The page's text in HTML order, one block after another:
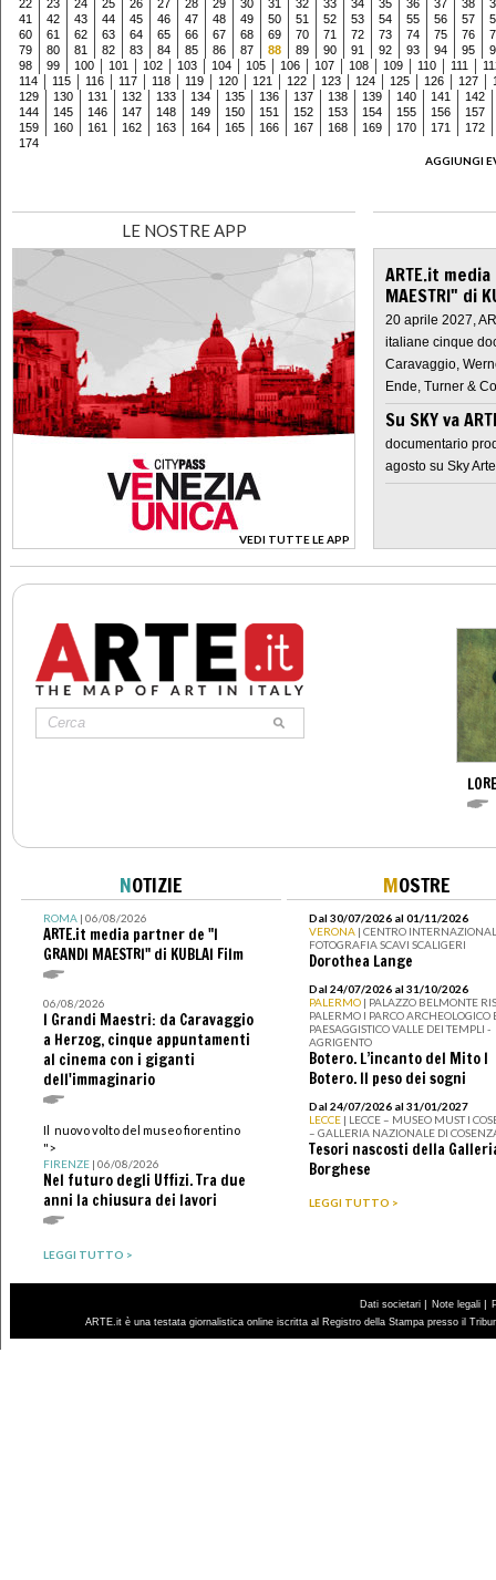
22 23 24 25 26 27 28 29 30 31 32 33 34 35 36 37 38
41
42 43 44 45 46 47 48 49 50 51 52 53 54 55 56 57
60
61 62 63 64 65 66 67 68 69 70 71 72 73 74 75 76
79
80 81 82 83 84 85 86 87 88 89 90 91 92 93 94 95
98
99 100 101 102 103 104 105 106 107 108 109 110 111
114
115 116 117 118 119 120 121 122 123 124 125 126 127
129
130 131 132 133 134 135 136 137 138 139 140 141
142
144
145 146 147 148 149 150 151 152 153 154 155 156
157
159
160 161 162 163 164 165 166 167 168 169 170 171
172
174
AGGIUNGI
LE NOSTRE APP
VEDI TUTTE LE APP
>
ARTE.it
MAESTRI" di
20 aprile 2027,
italiane cinque
Caravaggio,
Ende, Turner &
Su SKY va
documentario
agosto su Sky Arte
NOTIZIE
ROMA| 06/08/2026
ARTE.it media partner de "I
GRANDI MAESTRI" di KUBLAI Film
06/08/2026
I Grandi Maestri: da Caravaggio
a Herzog, cinque appuntamenti
al cinema con i giganti
dell'immaginario
Il nuovo volto del museo fiorentino
">
FIRENZE| 06/08/2026
Nel futuro degli Uffizi. Tra due
anni la chiusura dei lavori
LEGGI TUTTO >
MOSTRE
Dal 30/07/2026 al 01/11/2026
VERONA | CENTRO
FOTOGRAFIA SCAVI SCALIGERI
Dorothea Lange
Dal 24/07/2026 al 31/10/2026
PALERMO | PALAZZO BELMONTE
PALERMO I PARCO ARCHEOLOGICO
PAESAGGISTICO VALLE DEI TEMPLI -
AGRIGENTO
Botero. L’incanto del Mito I
Botero. Il peso dei sogni
Dal 24/07/2026 al 31/01/2027
LECCE | LECCE – MUSEO MUST I
– GALLERIA NAZIONALE DI
Tesori nascosti della
Borghese
LEGGI TUTTO >
Dati societari | Note legali |
ARTE.it è una testata giornalistica online iscritta al Registro della Stampa presso il